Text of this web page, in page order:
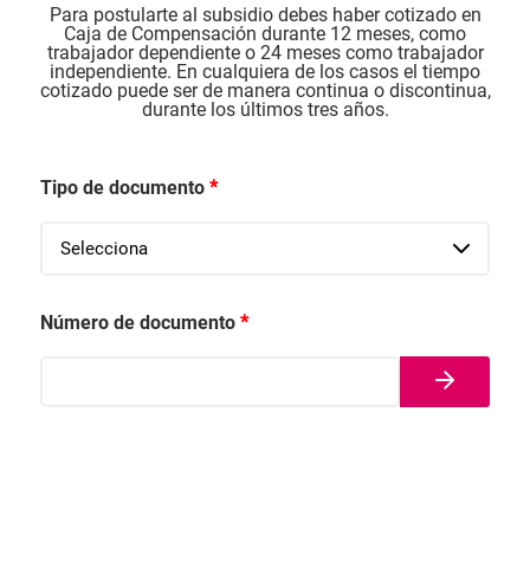
Para postularte al subsidio debes haber cotizado en
Caja de Compensación durante 12 meses, como
trabajador dependiente o 24 meses como trabajador
independiente. En cualquiera de los casos el tiempo
cotizado puede ser de manera continua o discontinua,
durante los últimos tres años.
Tipo de documento *
Número de documento *